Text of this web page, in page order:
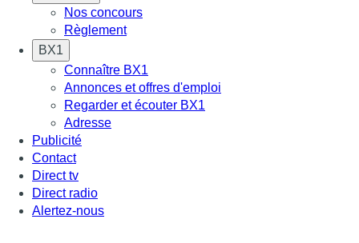
Nos concours
Règlement
BX1
Connaître BX1
Annonces et offres d'emploi
Regarder et écouter BX1
Adresse
Publicité
Contact
Direct tv
Direct radio
Alertez-nous